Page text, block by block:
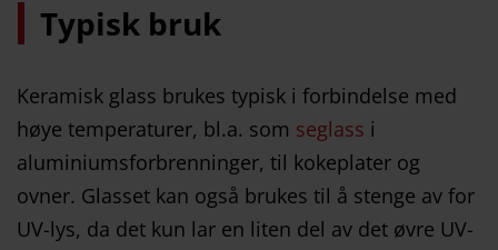
Typisk bruk
Keramisk glass brukes typisk i forbindelse med
høye temperaturer, bl.a. som seglass i
aluminiumsforbrenninger, til kokeplater og
ovner. Glasset kan også brukes til å stenge av for
UV-lys, da det kun lar en liten del av det øvre UV-